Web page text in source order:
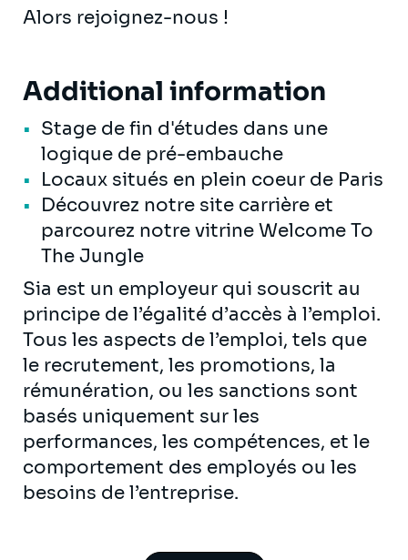
Alors rejoignez-nous !
Additional information
Stage de fin d'études dans une
logique de pré-embauche
Locaux situés en plein coeur de Paris
Découvrez notre site carrière et
parcourez notre vitrine Welcome To
The Jungle
Sia est un employeur qui souscrit au
principe de l’égalité d’accès à l’emploi.
Tous les aspects de l’emploi, tels que
le recrutement, les promotions, la
rémunération, ou les sanctions sont
basés uniquement sur les
performances, les compétences, et le
comportement des employés ou les
besoins de l’entreprise.